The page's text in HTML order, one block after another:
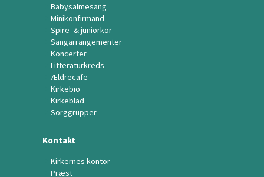
Babysalmesang
Minikonfirmand
Spire- & juniorkor
Sangarrangementer
Koncerter
Litteraturkreds
Ældrecafe
Kirkebio
Kirkeblad
Sorggrupper
Kontakt
Kirkernes kontor
Præst